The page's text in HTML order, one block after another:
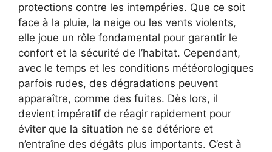
protections contre les intempéries. Que ce soit
face à la pluie, la neige ou les vents violents,
elle joue un rôle fondamental pour garantir le
confort et la sécurité de l’habitat. Cependant,
avec le temps et les conditions météorologiques
parfois rudes, des dégradations peuvent
apparaître, comme des fuites. Dès lors, il
devient impératif de réagir rapidement pour
éviter que la situation ne se détériore et
n’entraîne des dégâts plus importants. C’est à